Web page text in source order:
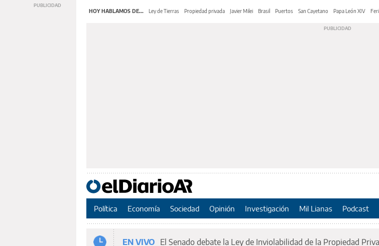
HOY HABLAMOS DE... Ley de Tierras Propiedad privada Javier Milei Brasil Puertos San Cayetano Papa León XIV
Política Economía Sociedad Opinión Investigación Mil Lianas Podcast
EN VIVO El Senado debate la Ley de Inviolabilidad de la Propiedad